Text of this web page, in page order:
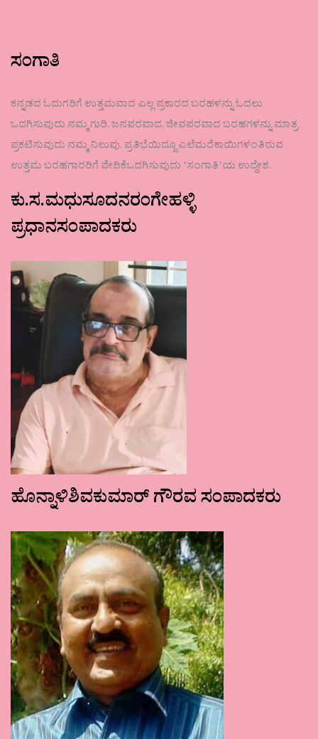
ಸಂಗಾತಿ
ಕನ್ನಡದ ಓದುಗರಿಗೆ ಉತ್ತಮವಾದ ಎಲ್ಲ ಪ್ರಕಾರದ ಬರಹಳನ್ನು ಓದಲು
ಒದಗಿಸುವುದು ನಮ್ಮ ಗುರಿ. ಜನಪರವಾದ, ಜೀವಪರವಾದ ಬರಹಗಳನ್ನು ಮಾತ್ರ
ಪ್ರಕಟಿಸುವುದು ನಮ್ಮ ನಿಲುವು. ಪ್ರತಿಭೆಯಿದ್ದೂ ಎಲೆಮರೆಕಾಯಿಗಳಂತಿರುವ
ಉತ್ತಮ ಬರಹಗಾರರಿಗೆ ವೇದಿಕೆಒದಗಿಸುವುದು ʼಸಂಗಾತಿʼಯ ಉದ್ದೇಶ.
ಕು.ಸ.ಮಧುಸೂದನರಂಗೇಹಳ್ಳಿ
ಪ್ರಧಾನಸಂಪಾದಕರು
ಹೊನ್ನಾಳಿಶಿವಕುಮಾರ್ ಗೌರವ ಸಂಪಾದಕರು